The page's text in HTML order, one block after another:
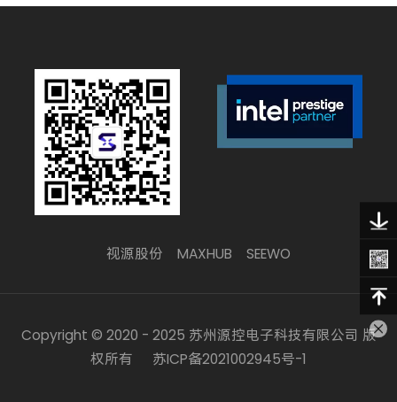
视源股份 MAXHUB SEEWO
Copyright © 2020 - 2025 苏州源控电子科技有限公司 版
权所有
苏ICP备2021002945号-1